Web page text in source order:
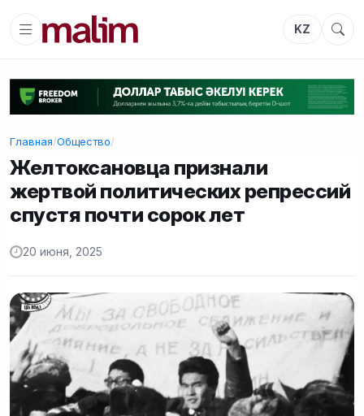
KZ
Главная/Общество/
Желтоксановца признали
жертвой политических репрессий
спустя почти сорок лет
20 июня, 2025